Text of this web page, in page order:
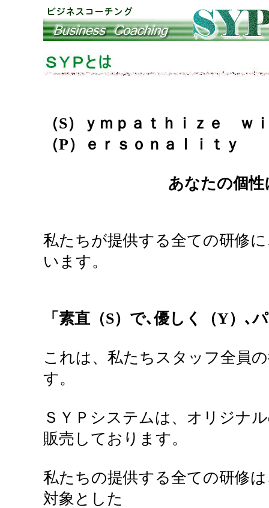
（S）ｙｍｐａｔｈｉｚｅ
（P）ｅｒｓｏｎａｌｉｔｙ
あなたの個性に共
私たちが提供する全ての研修
います。
「素直（S）で､優しく（Y）､
これは、私たちスタッフ全員
す。
ＳＹＰシステムは、オリジナ
販売しております。
私たちの提供する全ての研修
対象とした